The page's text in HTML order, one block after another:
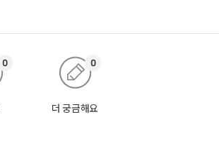
0
더 궁금해요
0